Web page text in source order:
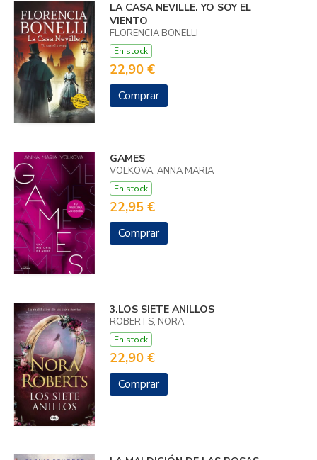
LA CASA NEVILLE. YO SOY EL
VIENTO
FLORENCIA BONELLI
En stock
22,90 €
Comprar
GAMES
VOLKOVA, ANNA MARIA
En stock
22,95 €
Comprar
3.LOS SIETE ANILLOS
ROBERTS, NORA
En stock
22,90 €
Comprar